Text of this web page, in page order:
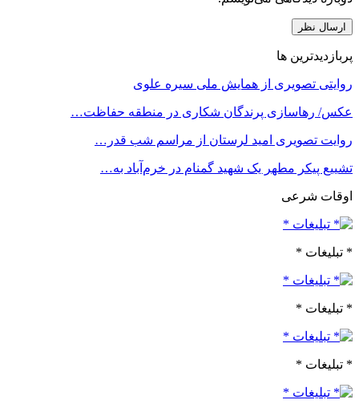
پربازدیدترین ها
روایتی تصویری از همایش ملی سیره علوی
عکس/ رهاسازی پرندگان شکاری در منطقه حفاظت…
روایت تصویری امید لرستان از مراسم شب قدر…
تشییع پیکر مطهر یک شهید گمنام در خرم‌آباد به…
اوقات شرعی
* تبلیغات *
* تبلیغات *
* تبلیغات *